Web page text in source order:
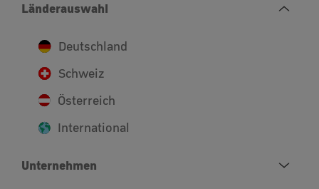
Länderauswahl
Deutschland
Schweiz
Österreich
International
Unternehmen